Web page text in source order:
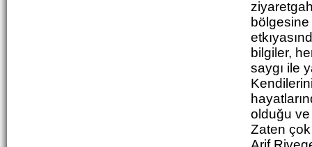
bilgiler,
saygı ile
olduğu ve
Zaten